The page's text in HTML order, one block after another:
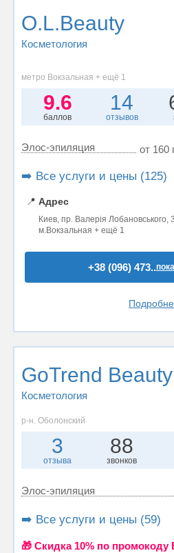
O.L.Beauty
Косметология
метро Вокзальная + ещё 1
9.6
баллов
14
отзывов
Элос-эпиляция от 160
➡️ Все услуги и цены (125)
📍 Адрес
Киев, пр. Валерія Лобановського,
м.Вокзальная + ещё 1
+38 (096) 473..
GoTrend Beauty
Косметология
р-н. Оболонский
3
отзыва
88
звонков
Элос-эпиляция
➡️ Все услуги и цены (59)
🎁 Cкидка 10% по промокоду